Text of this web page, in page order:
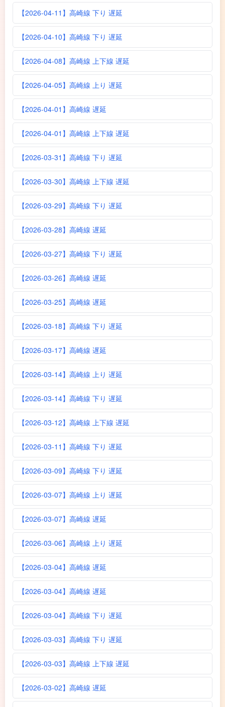
【2026-04-11】高崎線 下り 遅延
【2026-04-10】高崎線 下り 遅延
【2026-04-08】高崎線 上下線 遅延
【2026-04-05】高崎線 上り 遅延
【2026-04-01】高崎線 遅延
【2026-04-01】高崎線 上下線 遅延
【2026-03-31】高崎線 下り 遅延
【2026-03-30】高崎線 上下線 遅延
【2026-03-29】高崎線 下り 遅延
【2026-03-28】高崎線 遅延
【2026-03-27】高崎線 下り 遅延
【2026-03-26】高崎線 遅延
【2026-03-25】高崎線 遅延
【2026-03-18】高崎線 下り 遅延
【2026-03-17】高崎線 遅延
【2026-03-14】高崎線 上り 遅延
【2026-03-14】高崎線 下り 遅延
【2026-03-12】高崎線 上下線 遅延
【2026-03-11】高崎線 下り 遅延
【2026-03-09】高崎線 下り 遅延
【2026-03-07】高崎線 上り 遅延
【2026-03-07】高崎線 遅延
【2026-03-06】高崎線 上り 遅延
【2026-03-04】高崎線 遅延
【2026-03-04】高崎線 遅延
【2026-03-04】高崎線 下り 遅延
【2026-03-03】高崎線 下り 遅延
【2026-03-03】高崎線 上下線 遅延
【2026-03-02】高崎線 遅延